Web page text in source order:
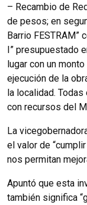
– Recambio de
de pesos; en
Barrio FESTRAM”
I” presupuestado
lugar con un
ejecución de la
la localidad.
con recursos del
La
el valor de
nos permitan
Apuntó que esta
también significa